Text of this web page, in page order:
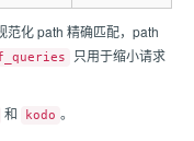
范化 path 精确匹配，path
只用于缩小请求
和 kodo 。